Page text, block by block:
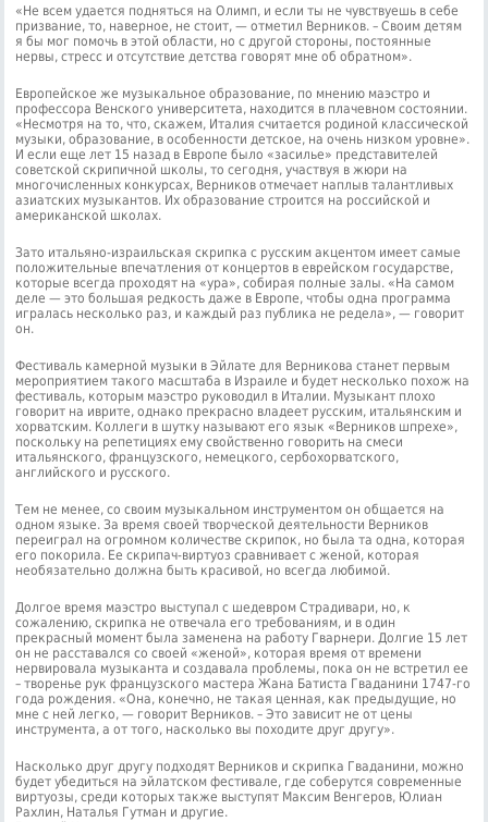
«Не всем удается подняться на Олимп, и если ты не чувствуешь в себе
призвание, то, наверное, не стоит, — отметил Верников. – Своим детям
я бы мог помочь в этой области, но с другой стороны, постоянные
нервы, стресс и отсутствие детства говорят мне об обратном».
Европейское же музыкальное образование, по мнению маэстро и
профессора Венского университета, находится в плачевном состоянии.
«Несмотря на то, что, скажем, Италия считается родиной классической
музыки, образование, в особенности детское, на очень низком уровне».
И если еще лет 15 назад в Европе было «засилье» представителей
советской скрипичной школы, то сегодня, участвуя в жюри на
многочисленных конкурсах, Верников отмечает наплыв талантливых
азиатских музыкантов. Их образование строится на российской и
американской школах.
Зато итальяно-израильская скрипка с русским акцентом имеет самые
положительные впечатления от концертов в еврейском государстве,
которые всегда проходят на «ура», собирая полные залы. «На самом
деле — это большая редкость даже в Европе, чтобы одна программа
игралась несколько раз, и каждый раз публика не редела», — говорит
он.
Фестиваль камерной музыки в Эйлате для Верникова станет первым
мероприятием такого масштаба в Израиле и будет несколько похож на
фестиваль, которым маэстро руководил в Италии. Музыкант плохо
говорит на иврите, однако прекрасно владеет русским, итальянским и
хорватским. Коллеги в шутку называют его язык «Верников шпрехе»,
поскольку на репетициях ему свойственно говорить на смеси
итальянского, французского, немецкого, сербохорватского,
английского и русского.
Тем не менее, со своим музыкальном инструментом он общается на
одном языке. За время своей творческой деятельности Верников
переиграл на огромном количестве скрипок, но была та одна, которая
его покорила. Ее скрипач-виртуоз сравнивает с женой, которая
необязательно должна быть красивой, но всегда любимой.
Долгое время маэстро выступал с шедевром Страдивари, но, к
сожалению, скрипка не отвечала его требованиям, и в один
прекрасный момент была заменена на работу Гварнери. Долгие 15 лет
он не расставался со своей «женой», которая время от времени
нервировала музыканта и создавала проблемы, пока он не встретил ее
– творенье рук французского мастера Жана Батиста Гваданини 1747-го
года рождения. «Она, конечно, не такая ценная, как предыдущие, но
мне с ней легко, — говорит Верников. – Это зависит не от цены
инструмента, а от того, насколько вы походите друг другу».
Насколько друг другу подходят Верников и скрипка Гваданини, можно
будет убедиться на эйлатском фестивале, где соберутся современные
виртуозы, среди которых также выступят Максим Венгеров, Юлиан
Рахлин, Наталья Гутман и другие.